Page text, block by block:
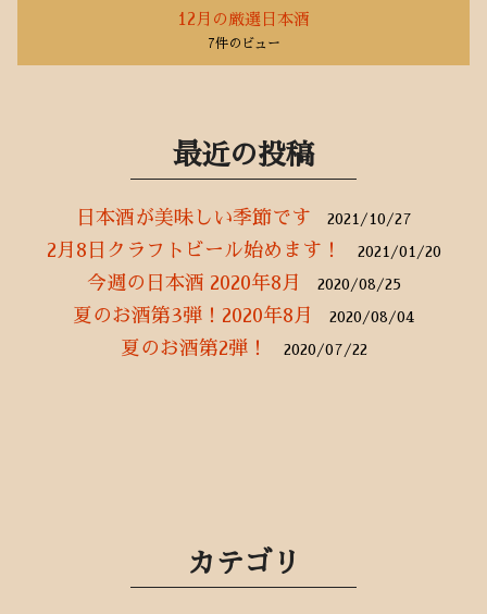
12月の厳選日本酒
7件のビュー
最近の投稿
日本酒が美味しい季節です 2021/10/27
2月8日クラフトビール始めます！ 2021/01/20
今週の日本酒 2020年8月 2020/08/25
夏のお酒第3弾！2020年8月 2020/08/04
夏のお酒第2弾！ 2020/07/22
カテゴリ